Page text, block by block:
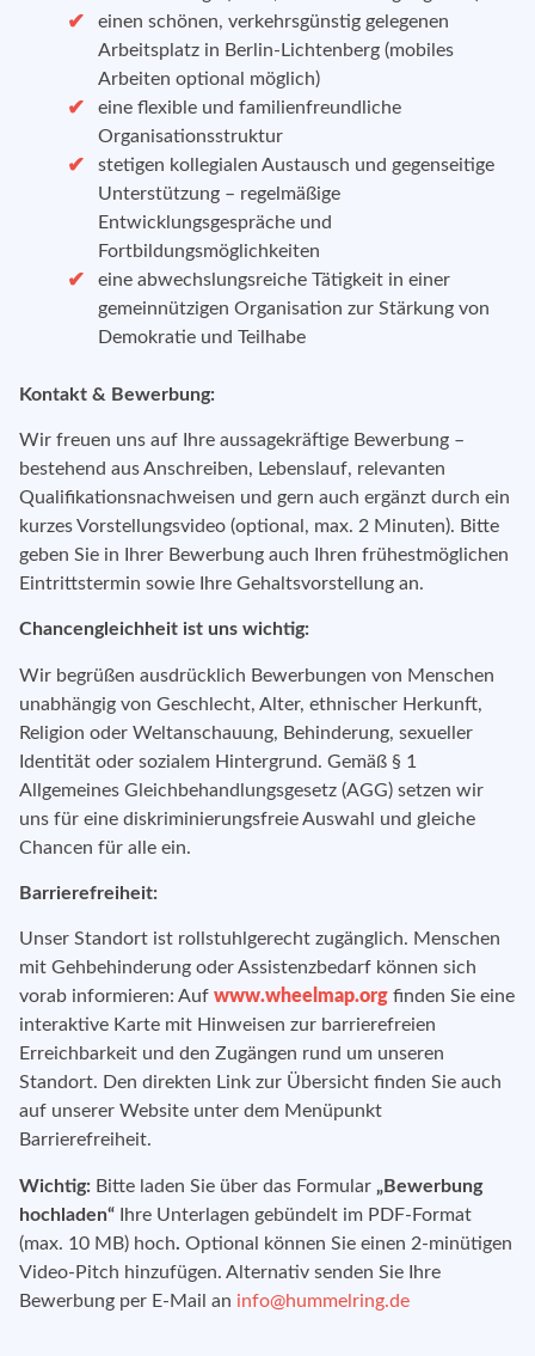
einen schönen, verkehrsgünstig gelegenen
Arbeitsplatz in Berlin-Lichtenberg (mobiles
Arbeiten optional möglich)
eine flexible und familienfreundliche
Organisationsstruktur
stetigen kollegialen Austausch und gegenseitige
Unterstützung – regelmäßige
Entwicklungsgespräche und
Fortbildungsmöglichkeiten
eine abwechslungsreiche Tätigkeit in einer
gemeinnützigen Organisation zur Stärkung von
Demokratie und Teilhabe
Kontakt & Bewerbung:
Wir freuen uns auf Ihre aussagekräftige Bewerbung –
bestehend aus Anschreiben, Lebenslauf, relevanten
Qualifikationsnachweisen und gern auch ergänzt durch ein
kurzes Vorstellungsvideo (optional, max. 2 Minuten). Bitte
geben Sie in Ihrer Bewerbung auch Ihren frühestmöglichen
Eintrittstermin sowie Ihre Gehaltsvorstellung an.
Chancengleichheit ist uns wichtig:
Wir begrüßen ausdrücklich Bewerbungen von Menschen
unabhängig von Geschlecht, Alter, ethnischer Herkunft,
Religion oder Weltanschauung, Behinderung, sexueller
Identität oder sozialem Hintergrund. Gemäß § 1
Allgemeines Gleichbehandlungsgesetz (AGG) setzen wir
uns für eine diskriminierungsfreie Auswahl und gleiche
Chancen für alle ein.
Barrierefreiheit:
Unser Standort ist rollstuhlgerecht zugänglich. Menschen
mit Gehbehinderung oder Assistenzbedarf können sich
vorab informieren: Auf www.wheelmap.org finden Sie eine
interaktive Karte mit Hinweisen zur barrierefreien
Erreichbarkeit und den Zugängen rund um unseren
Standort. Den direkten Link zur Übersicht finden Sie auch
auf unserer Website unter dem Menüpunkt
Barrierefreiheit.
Wichtig: Bitte laden Sie über das Formular „Bewerbung
hochladen“ Ihre Unterlagen gebündelt im PDF-Format
(max. 10 MB) hoch. Optional können Sie einen 2-minütigen
Video-Pitch hinzufügen. Alternativ senden Sie Ihre
Bewerbung per E-Mail an info@hummelring.de